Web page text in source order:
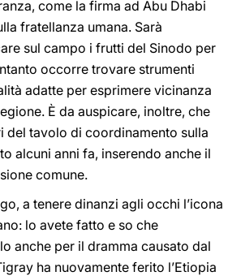
come la firma ad Abu Dhabi
fratellanza umana. Sarà
sul campo i frutti del Sinodo per
occorre trovare strumenti
adatte per esprimere vicinanza
È da auspicare, inoltre, che
del tavolo di coordinamento sulla
alcuni anni fa, inserendo anche il
comune.
a tenere dinanzi agli occhi l’icona
lo avete fatto e so che
anche per il dramma causato dal
ha nuovamente ferito l’Etiopia